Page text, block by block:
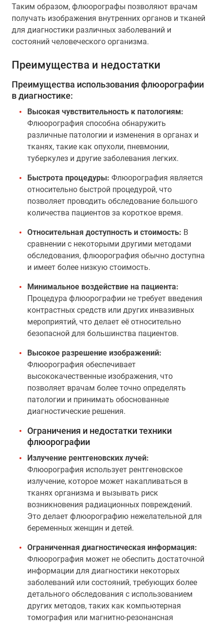
Таким образом, флюорографы позволяют врачам
получать изображения внутренних органов и тканей
для диагностики различных заболеваний и
состояний человеческого организма.
Преимущества и недостатки
Преимущества использования флюорографии
в диагностике:
Высокая чувствительность к патологиям:
Флюорография способна обнаружить
различные патологии и изменения в органах и
тканях, такие как опухоли, пневмонии,
туберкулез и другие заболевания легких.
Быстрота процедуры: Флюорография является
относительно быстрой процедурой, что
позволяет проводить обследование большого
количества пациентов за короткое время.
Относительная доступность и стоимость: В
сравнении с некоторыми другими методами
обследования, флюорография обычно доступна
и имеет более низкую стоимость.
Минимальное воздействие на пациента:
Процедура флюорографии не требует введения
контрастных средств или других инвазивных
мероприятий, что делает её относительно
безопасной для большинства пациентов.
Высокое разрешение изображений:
Флюорография обеспечивает
высококачественные изображения, что
позволяет врачам более точно определять
патологии и принимать обоснованные
диагностические решения.
Ограничения и недостатки техники
флюорографии
Излучение рентгеновских лучей:
Флюорография использует рентгеновское
излучение, которое может накапливаться в
тканях организма и вызывать риск
возникновения радиационных повреждений.
Это делает флюорографию нежелательной для
беременных женщин и детей.
Ограниченная диагностическая информация:
Флюорография может не обеспить достаточной
информации для диагностики некоторых
заболеваний или состояний, требующих более
детального обследования с использованием
других методов, таких как компьютерная
томография или магнитно-резонансная